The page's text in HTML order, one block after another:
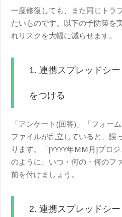
一度修復しても、また同じトラ
たいものです。以下の予防策を
れリスクを大幅に減らせます。
1. 連携スプレッドシ
をつける
「アンケート(回答)」「フォー
ファイルが乱立していると、誤
ります。「[YYYY年MM月]プロ
のように、いつ・何の・何のフ
前を付けましょう。
2. 連携スプレッドシ